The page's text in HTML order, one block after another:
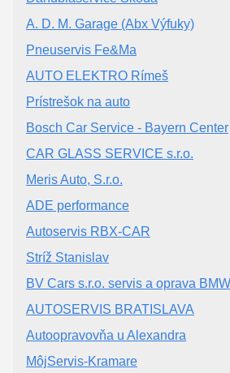
A. D. M. Garage (Abx Výfuky)
Pneuservis Fe&Ma
AUTO ELEKTRO Rímeš
Prístrešok na auto
Bosch Car Service - Bayern Center
CAR GLASS SERVICE s.r.o.
Meris Auto, S.r.o.
ADE performance
Autoservis RBX-CAR
Stríž Stanislav
BV Cars s.r.o. servis a oprava BMW
AUTOSERVIS BRATISLAVA
Autoopravovňa u Alexandra
MôjServis-Kramare